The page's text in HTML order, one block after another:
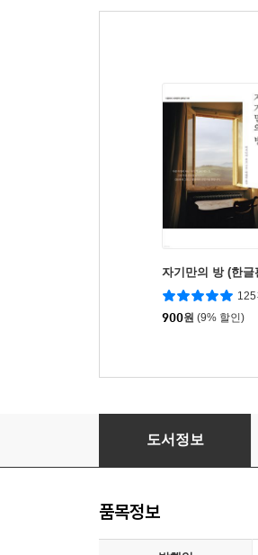
자기만의 방 (한글
125
900원 (9% 할인)
도서정보
품목정보